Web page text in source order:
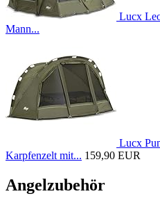
Lucx
Mann...
Lucx
Karpfenzelt mit... 159,90 EUR
Angelzubehör